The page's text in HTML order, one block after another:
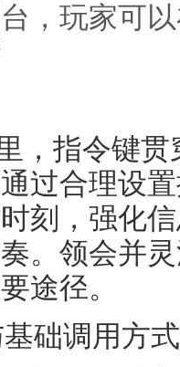
，玩家可
，指令键
过合理设
刻，强化
。领会并
途径。
础调用方式